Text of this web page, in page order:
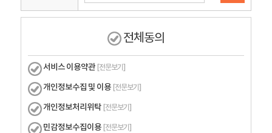
전체동의
서비스 이용약관 [전문보기]
개인정보수집 및 이용 [전문보기]
개인정보처리위탁 [전문보기]
민감정보수집이용 [전문보기]